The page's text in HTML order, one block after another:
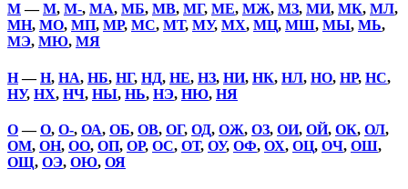
М—М, М-, МА, МБ, МВ, МГ, МЕ, МЖ, МЗ, МИ, МК, МЛ,
МН, МО, МП, МР, МС, МТ, МУ, МХ, МЦ, МШ, МЫ, МЬ,
МЭ, МЮ, МЯ
Н—Н, НА, НБ, НГ, НД, НЕ, НЗ, НИ, НК, НЛ, НО, НР, НС,
НУ, НХ, НЧ, НЫ, НЬ, НЭ, НЮ, НЯ
О—О, О-, ОА, ОБ, ОВ, ОГ, ОД, ОЖ, ОЗ, ОИ, ОЙ, ОК, ОЛ,
ОМ, ОН, ОО, ОП, ОР, ОС, ОТ, ОУ, ОФ, ОХ, ОЦ, ОЧ, ОШ,
ОЩ, ОЭ, ОЮ, ОЯ